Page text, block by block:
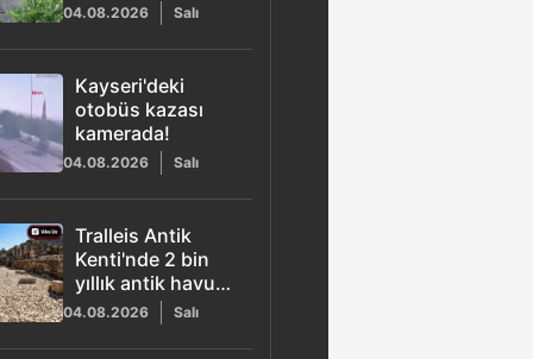
önüne atladı ve
meydan dayağı
yedi
04.08.2026 Salı
Kayseri'deki
otobüs kazası
kamerada!
04.08.2026 Salı
Tralleis Antik
Kenti'nde 2 bin
yıllık antik havuz
restore edildi
04.08.2026 Salı